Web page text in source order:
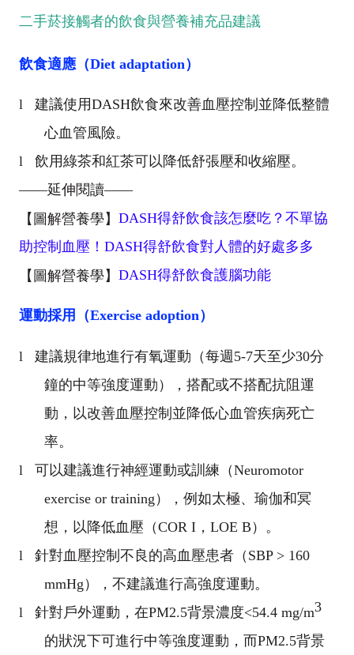
二手菸接觸者的飲食與營養補充品建議
飲食適應（Diet adaptation）
l 建議使用DASH飲食來改善血壓控制並降低整體
心血管風險。
l
飲用綠茶和紅茶可以降低舒張壓和收縮壓。
——延伸閱讀——
【圖解營養學】 DASH得舒飲食該怎麼吃？不單協
助控制血壓！ DASH得舒飲食對人體的好處多多
【圖解營養學】 DASH得舒飲食護腦功能
運動採用（Exercise adoption）
l 建議規律地進行有氧運動（每週 5-7天至少30分
鐘的中等強度運動），搭配或不搭配抗阻運
動，以改善血壓控制並降低心血管疾病死亡
率。
l
可以建議進行神經運動或訓練（Neuromotor
exercise or training ），例如太極、瑜伽和冥
想，以降低血壓（COR I ， LOE B ）。
l
針對血壓控制不良的高血壓患者（ SBP > 160
mmHg ），不建議進行高強度運動。
l
針對戶外運動，在PM2.5背景濃度<54.4 mg/m3
的狀況下可進行中等強度運動，而PM2.5背景